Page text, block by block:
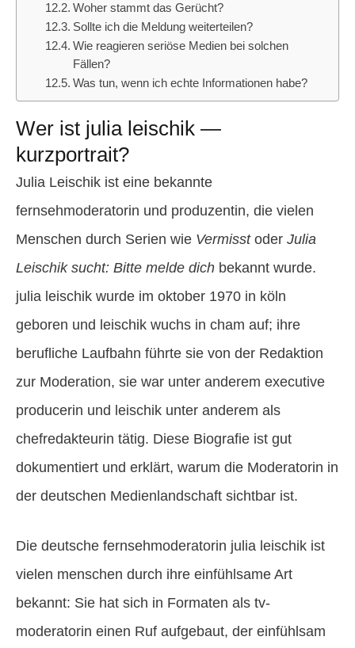
Woher stammt das Gerücht?
Sollte ich die Meldung weiterteilen?
Wie reagieren seriöse Medien bei solchen
Fällen?
Was tun, wenn ich echte Informationen habe?
Wer ist julia leischik —
kurzportrait?
Julia Leischik ist eine bekannte
fernsehmoderatorin und produzentin, die vielen
Menschen durch Serien wie Vermisstoder Julia
Leischik sucht: Bitte melde dich bekannt wurde.
julia leischik wurde im oktober 1970 in köln
geboren und leischik wuchs in cham auf; ihre
berufliche Laufbahn führte sie von der Redaktion
zur Moderation, sie war unter anderem executive
producerin und leischik unter anderem als
chefredakteurin tätig. Diese Biografie ist gut
dokumentiert und erklärt, warum die Moderatorin in
der deutschen Medienlandschaft sichtbar ist.
Die deutsche fernsehmoderatorin julia leischik ist
vielen menschen durch ihre einfühlsame Art
bekannt: Sie hat sich in Formaten als tv-
moderatorin einen Ruf aufgebaut, der einfühlsam